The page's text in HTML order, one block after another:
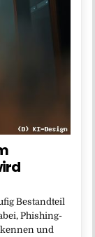
Bestandteil
Phishing-
und